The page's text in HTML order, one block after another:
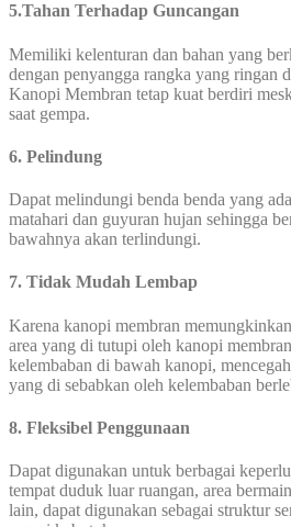
5.Tahan Terhadap Guncangan
Memiliki kelenturan dan bahan yang
dengan penyangga rangka yang ringan
Kanopi Membran tetap kuat berdiri
saat gempa.
6. Pelindung
Dapat melindungi benda benda yang
matahari dan guyuran hujan sehingga
bawahnya akan terlindungi.
7. Tidak Mudah Lembap
Karena kanopi membran
area yang di tutupi oleh kanopi
kelembaban di bawah kanopi,
yang di sebabkan oleh kelembaban
8. Fleksibel Penggunaan
Dapat digunakan untuk berbagai
tempat duduk luar ruangan, area
lain, dapat digunakan sebagai struktur